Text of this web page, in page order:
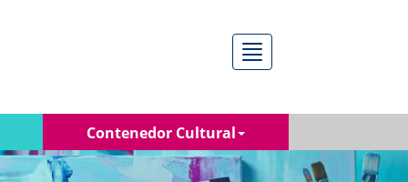
Menú
Contenedor Cultural